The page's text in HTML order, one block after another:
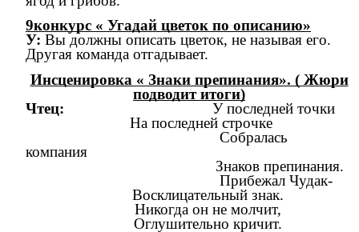
9конкурс « Угадай цветок по описанию»
У: Вы должны описать цветок, не называя его.
Другая команда отгадывает.
Инсценировка « Знаки препинания». ( Жюри
подводит итоги)
Чтец: У последней точки
На последней строчке
Собралась
компания
Знаков препинания.
Прибежал Чудак-
Восклицательный знак.
Никогда он не молчит,
Оглушительно кричит.